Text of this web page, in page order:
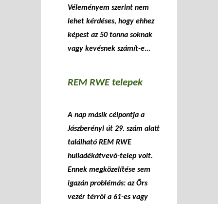
Véleményem szerint nem
lehet kérdéses, hogy ehhez
képest az 50 tonna soknak
vagy kevésnek számít-e...
REM RWE telepek
A nap másik célpontja a
Jászberényi út 29. szám alatt
található REM RWE
hulladékátvevõ-telep volt.
Ennek megközelítése sem
igazán problémás: az Õrs
vezér térrõl a 61-es vagy